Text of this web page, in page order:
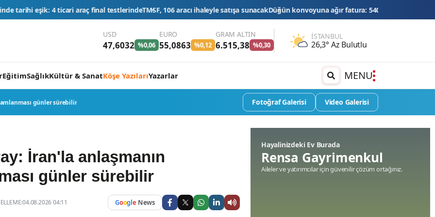
final testlerindeTMSF, 106 aracı ihaleyle satışa sunacakDüğün konvoyuna ağır fatura: 540 bin lira ceza, 6 araç trafikten men edildi
USD
47,6032 %0,06
EURO
55,0863 %0,12
GRAM ALTIN
6.515,38 %0,30
İSTANBUL
26,3° Az Bulutlu
EğitimSağlıkKültür & SanatKöşe YazılarıYazarlar MENU
günler sürebilir Fotoğraf Galerisi Video Galerisi
İran'la anlaşmanın
günler sürebilir
04:11 Google News
Hayalinizdeki Ev Burada
Rensa Gayrimenkul
Aileler ve yatırımcılar için güvenilir çözüm ortağınız.